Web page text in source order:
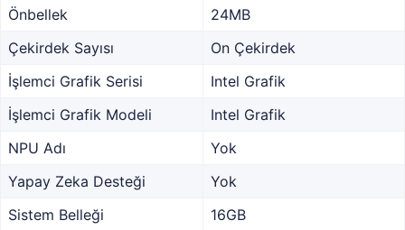
Önbellek
24MB
Çekirdek Sayısı
On Çekirdek
İşlemci Grafik Serisi
Intel Grafik
İşlemci Grafik Modeli
Intel Grafik
NPU Adı
Yok
Yapay Zeka Desteği
Yok
Sistem Belleği
16GB